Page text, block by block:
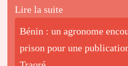
Lire la suite
Bénin : un agronome
prison pour une